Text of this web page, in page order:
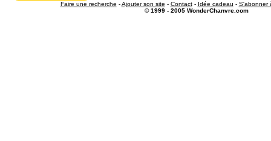
Faire une recherche -Ajouter son site - Contact- Idée cadeau - S'abonner
© 1999 - 2005 WonderChanvre.com